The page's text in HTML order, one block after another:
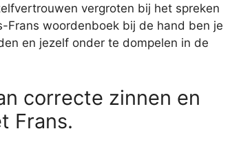
vergroten bij het spreken
Frans woordenboek bij de hand ben je
en jezelf onder te dompelen in de
correcte zinnen en
Frans.